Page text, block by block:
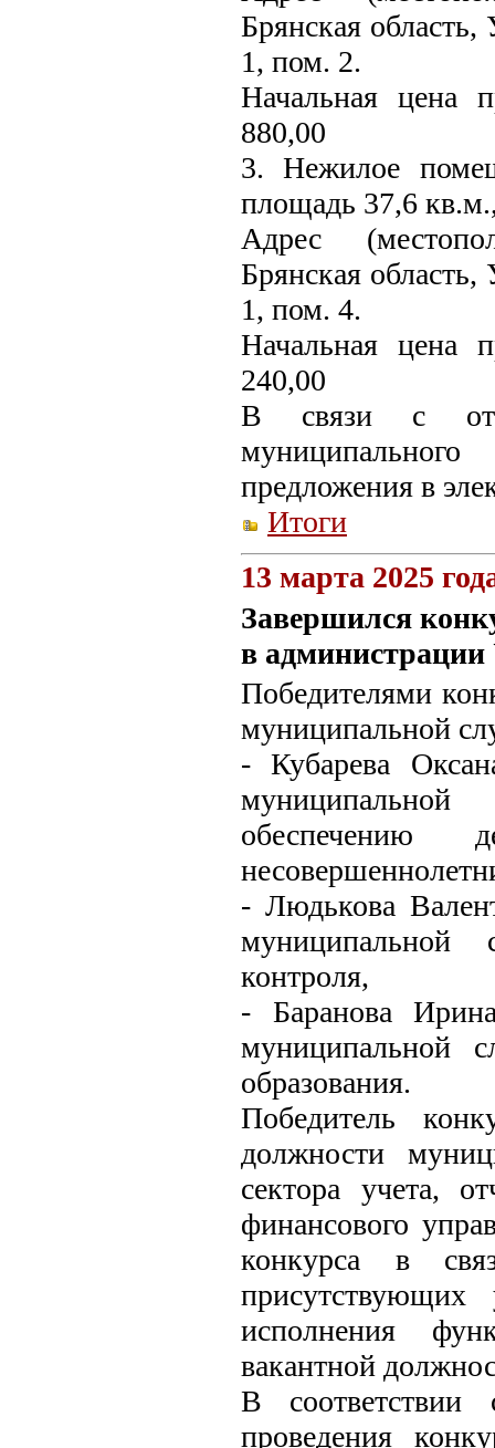
Брянская
1, пом. 2.
Начальная цена
880,00
3. Нежилое
площадь 37,6
Адрес
Брянская
1, пом. 4.
Начальная цена
240,00
В связи с
предложения в
Итоги
13 марта 2025
Завершился
в администрации
Победителями
муниципальной
- Кубарева
обеспечению
- Людькова
муниципальной
контроля,
- Баранова
муниципальной
образования.
Победитель
должности
сектора учета,
финансового
конкурса в
присутствующих
исполнения
вакантной
В
проведения